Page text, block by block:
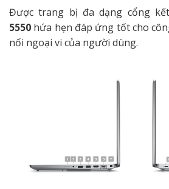
Được trang bị đa dạng cổng
5550 hứa hẹn đáp ứng tốt cho
nối ngoại vi của người dùng.